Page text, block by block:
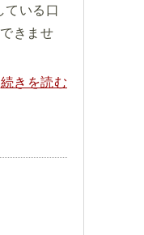
ている口
きませ
続きを読む